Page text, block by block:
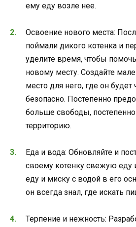
ему еду возле нее.
Освоение нового места:
поймали дикого котенка и
уделите время, чтобы
новому месту. Создайте
место для него, где он будет
безопасно. Постепенно
больше свободы,
территорию.
Еда и вода: Обновляйте и
своему котенку свежую еду
еду и миску с водой в его
он всегда знал, где искать
Терпение и нежность: